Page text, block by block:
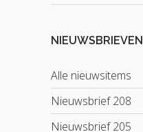
NIEUWSBRIEVEN
Alle nieuwsitems
Nieuwsbrief 208
Nieuwsbrief 205